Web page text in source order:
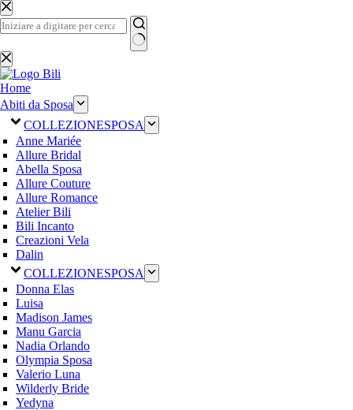
Salta
al
contenuto
Nessun
risultato
Home
Abiti da Sposa
COLLEZIONESPOSA
Anne Mariée
Allure Bridal
Abella Sposa
Allure Couture
Allure Romance
Atelier Bili
Bili Incanto
Creazioni Vela
Dalin
COLLEZIONESPOSA
Donna Elas
Luisa
Madison James
Manu Garcia
Nadia Orlando
Olympia Sposa
Valerio Luna
Wilderly Bride
Yedyna